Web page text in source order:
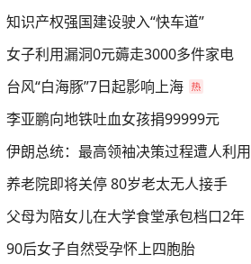
知识产权强国建设驶入“快车道”
女子利用漏洞0元薅走3000多件家电
台风“白海豚”7日起影响上海
李亚鹏向地铁吐血女孩捐99999元
伊朗总统：最高领袖决策过程遭人利用
养老院即将关停 80岁老太无人接手
父母为陪女儿在大学食堂承包档口2年
90后女子自然受孕怀上四胞胎